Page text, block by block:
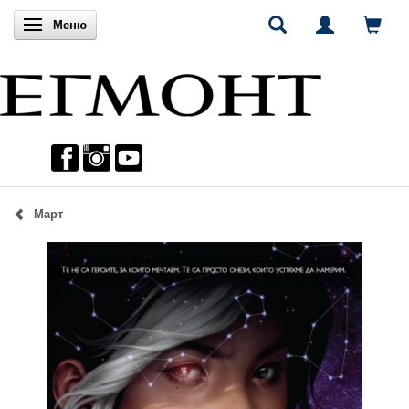
Включи навигацията
Меню
Март